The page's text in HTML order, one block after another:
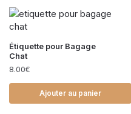
Étiquette pour Bagage
Chat
8.00€
Ajouter au panier